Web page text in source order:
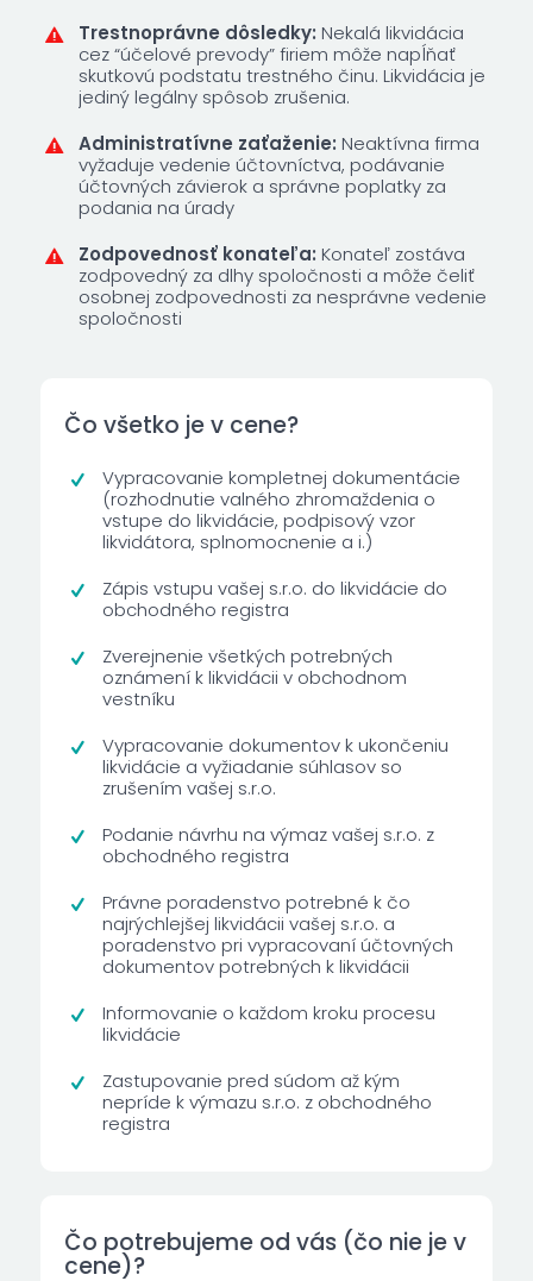
Trestnoprávne dôsledky: Nekalá likvidácia
cez “účelové prevody” firiem môže napĺňať
skutkovú podstatu trestného činu. Likvidácia je
jediný legálny spôsob zrušenia.
Administratívne zaťaženie: Neaktívna firma
vyžaduje vedenie účtovníctva, podávanie
účtovných závierok a správne poplatky za
podania na úrady
Zodpovednosť konateľa: Konateľ zostáva
zodpovedný za dlhy spoločnosti a môže čeliť
osobnej zodpovednosti za nesprávne vedenie
spoločnosti
Čo všetko je v cene?
Vypracovanie kompletnej dokumentácie
(rozhodnutie valného zhromaždenia o
vstupe do likvidácie, podpisový vzor
likvidátora, splnomocnenie a i.)
Zápis vstupu vašej s.r.o. do likvidácie do
obchodného registra
Zverejnenie všetkých potrebných
oznámení k likvidácii v obchodnom
vestníku
Vypracovanie dokumentov k ukončeniu
likvidácie a vyžiadanie súhlasov so
zrušením vašej s.r.o.
Podanie návrhu na výmaz vašej s.r.o. z
obchodného registra
Právne poradenstvo potrebné k čo
najrýchlejšej likvidácii vašej s.r.o. a
poradenstvo pri vypracovaní účtovných
dokumentov potrebných k likvidácii
Informovanie o každom kroku procesu
likvidácie
Zastupovanie pred súdom až kým
nepríde k výmazu s.r.o. z obchodného
registra
Čo potrebujeme od vás (čo nie je v
cene)?